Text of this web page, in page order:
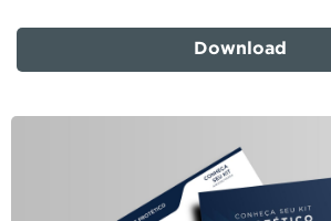
Download